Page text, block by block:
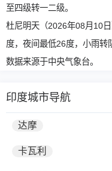
至四级转一二级。
杜尼明天（2026年08月10
度，夜间最低26度，小雨转
数据来源于中央气象台。
印度城市导航
达摩
卡瓦利